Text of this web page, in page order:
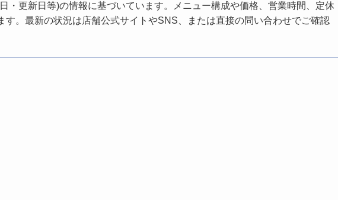
・更新日等)の情報に基づいています。メニュー構成や価格、営業時間、定休
す。最新の状況は店舗公式サイトやSNS、または直接の問い合わせでご確認